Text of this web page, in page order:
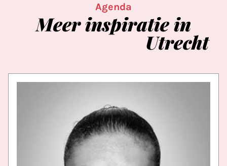
Agenda
Meerinspiratiein
Utrecht